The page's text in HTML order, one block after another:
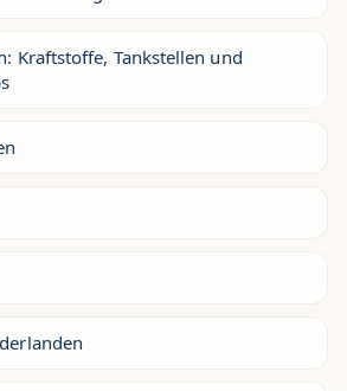
Kraftstoffe, Tankstellen und